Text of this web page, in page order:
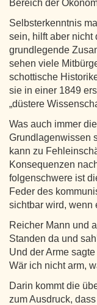
Bereich der
Selbsterkenntnis
sein, hilft aber nicht
grundlegende
sehen viele
schottische
sie in einer 1849
„düstere
Was auch immer
Grundlagenwissen
kann zu
Konsequenzen
folgenschwere ist
Feder des
sichtbar wird, wenn
Reicher Mann und
Standen da und
Und der Arme
Wär ich nicht arm,
Darin kommt die
zum Ausdruck,